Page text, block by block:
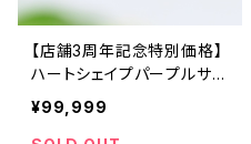
【店舗3周年記念特別価格】
ハートシェイプパープルサフ
ァイア Pt950 リング 11号
（GH1145A）
¥99,999